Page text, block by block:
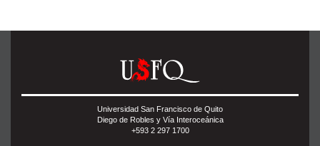
Universidad San Francisco de Quito
Diego de Robles y Vía Interoceánica
+593 2 297 1700